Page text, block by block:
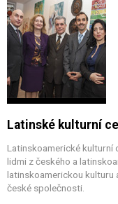
Latinské kulturní
Latinskoamerické kulturní
lidmi z českého a
latinskoamerickou kulturu
české společnosti.